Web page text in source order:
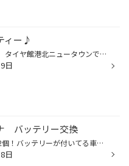
ィー♪
こんにちは！ タイヤ館港北ニュータウンです！ 今年も残すところあと1カ月ですね。 毎日忙しい日々を過ごしていますがこの間のお休みの日に都筑インター店でお世話になっていた先輩スタッフの方とピザパーティーをしました。 冬になるとピザのCMをよく見ますよね♪ 突然、ピザが食べたくなってノリで...
日
バッテリー交換
日産セレナ 2個！バッテリーが付いてる車両！ 今回も大人気！エコＲ レボリューション にて交換 コンピューターのリセットもばっちり実施
日